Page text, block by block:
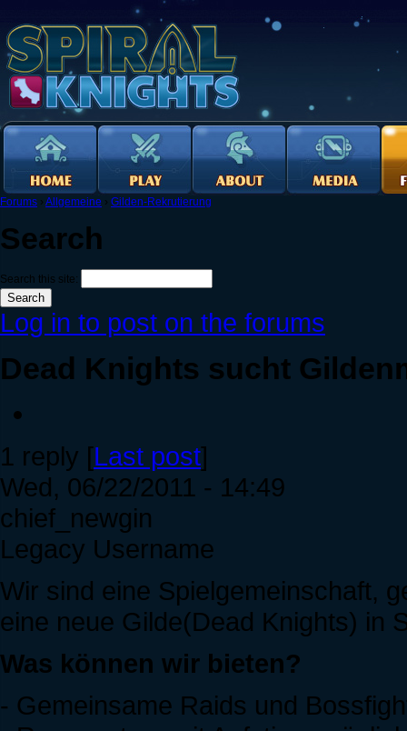
Forums › Allgemeine › Gilden-Rekrutierung
Search
Search this site:
Log in to post on the forums
Dead Knights sucht
1 reply [Last post]
Wed, 06/22/2011 - 14:49
chief_newgin
Legacy Username
Wir sind eine Spielgemeinschaft,
eine neue Gilde(Dead Knights) in
Was können wir bieten?
- Gemeinsame Raids und